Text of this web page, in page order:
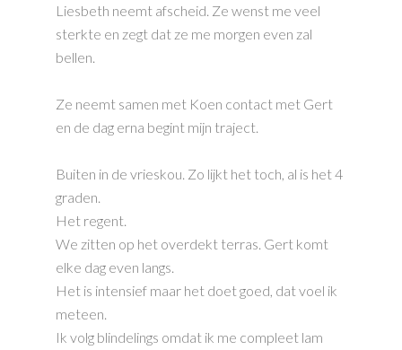
Liesbeth neemt afscheid. Ze wenst me veel
sterkte en zegt dat ze me morgen even zal
bellen.
Ze neemt samen met Koen contact met Gert
en de dag erna begint mijn traject.
Buiten in de vrieskou. Zo lijkt het toch, al is het 4
graden.
Het regent.
We zitten op het overdekt terras. Gert komt
elke dag even langs.
Het is intensief maar het doet goed, dat voel ik
meteen.
Ik volg blindelings omdat ik me compleet lam